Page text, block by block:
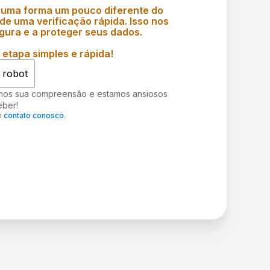
forma um pouco diferente do
uma verificação rápida. Isso nos
e a proteger seus dados.
simples e rápida!
robot
sua compreensão e estamos ansiosos
contato conosco.